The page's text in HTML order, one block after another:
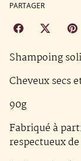
PARTAGER
Shampoing
Cheveux secs
90g
Fabriqué à
respectueux